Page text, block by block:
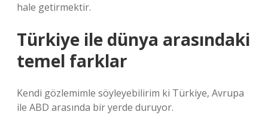
hale getirmektir.
Türkiye ile dünya arasındaki
temel farklar
Kendi gözlemimle söyleyebilirim ki Türkiye, Avrupa
ile ABD arasında bir yerde duruyor.